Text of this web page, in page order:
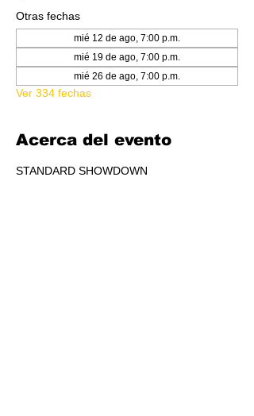
Otras fechas
mié 12 de ago, 7:00 p.m.
mié 19 de ago, 7:00 p.m.
mié 26 de ago, 7:00 p.m.
Ver 334 fechas
Acerca del evento
STANDARD SHOWDOWN